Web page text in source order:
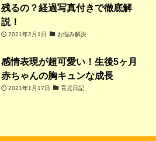
残るの？経過写真付きで徹底解
説！
2021年2月1日 お悩み解決
感情表現が超可愛い！生後5ヶ月
赤ちゃんの胸キュンな成長
2021年1月17日 育児日記